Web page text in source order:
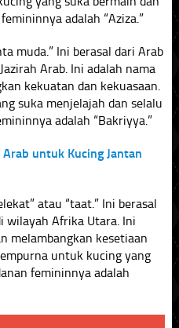
adalah “Aziza.”
muda.” Ini berasal dari Arab
Arab. Ini adalah nama
kekuatan dan kekuasaan.
suka menjelajah dan selalu
adalah “Bakriyya.”
untuk Kucing Jantan
atau “taat.” Ini berasal
wilayah Afrika Utara. Ini
melambangkan kesetiaan
untuk kucing yang
femininnya adalah